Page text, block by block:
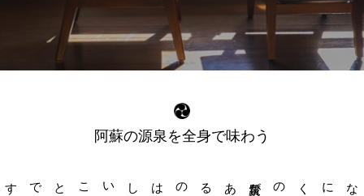
阿蘇の源泉を全身で味わう
くの
泉質があるのは
珍